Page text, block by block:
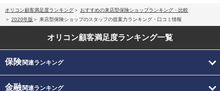
オリコン顧客満足度ランキング
おすすめの来店型保険ショップランキング・比較
2020年版
来店型保険ショップのスタッフの提案力ランキング・口コミ情報
オリコン顧客満足度ランキング一覧
保険関連ランキング
金融関連ランキング